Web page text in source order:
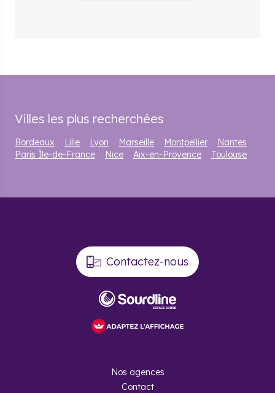
Villes les plus recherchées
Bordeaux Lille Lyon Marseille Montpellier
Nantes
Paris Île-de-France
Nice Aix-en-Provence Toulouse
Contactez-nous
Nos agences
Contact